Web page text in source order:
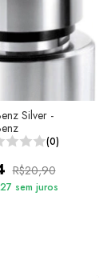
Silver -
(0)
R$20,90
sem juros